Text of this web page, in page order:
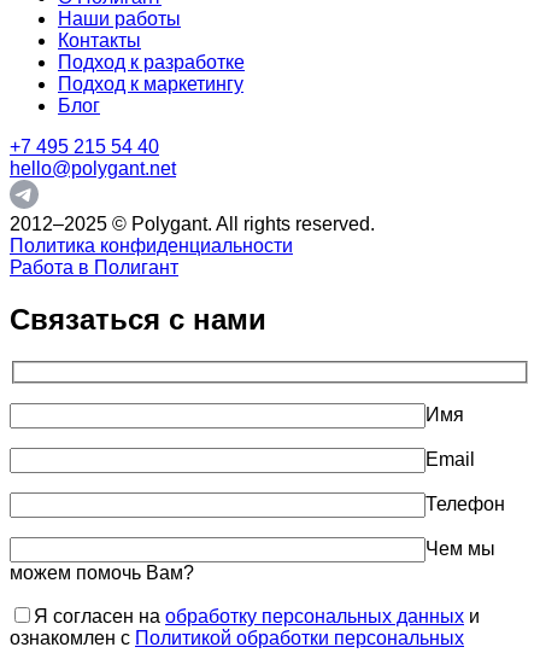
Наши работы
Контакты
Подход к разработке
Подход к маркетингу
Блог
+7 495 215 54 40
hello@polygant.net
2012–2025 © Polygant. All rights reserved.
Политика конфиденциальности
Работа в Полигант
Связаться с нами
Имя
Email
Телефон
Чем мы
можем помочь Вам?
Я согласен на обработку персональных данных и
ознакомлен с Политикой обработки персональных